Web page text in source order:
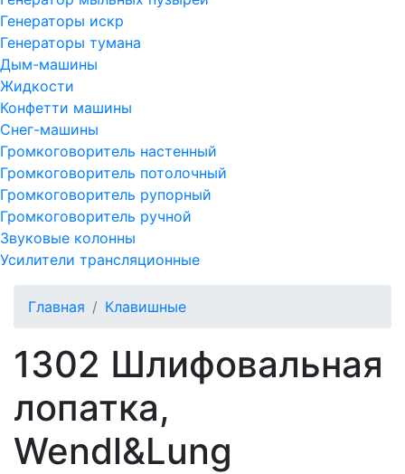
Генераторы искр
Генераторы тумана
Дым-машины
Жидкости
Конфетти машины
Снег-машины
Громкоговоритель настенный
Громкоговоритель потолочный
Громкоговоритель рупорный
Громкоговоритель ручной
Звуковые колонны
Усилители трансляционные
Главная Клавишные
1302 Шлифовальная
лопатка,
Wendl&Lung